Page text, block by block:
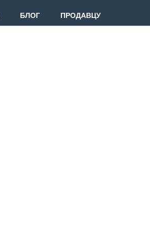
БЛОГ ПРОДАВЦУ